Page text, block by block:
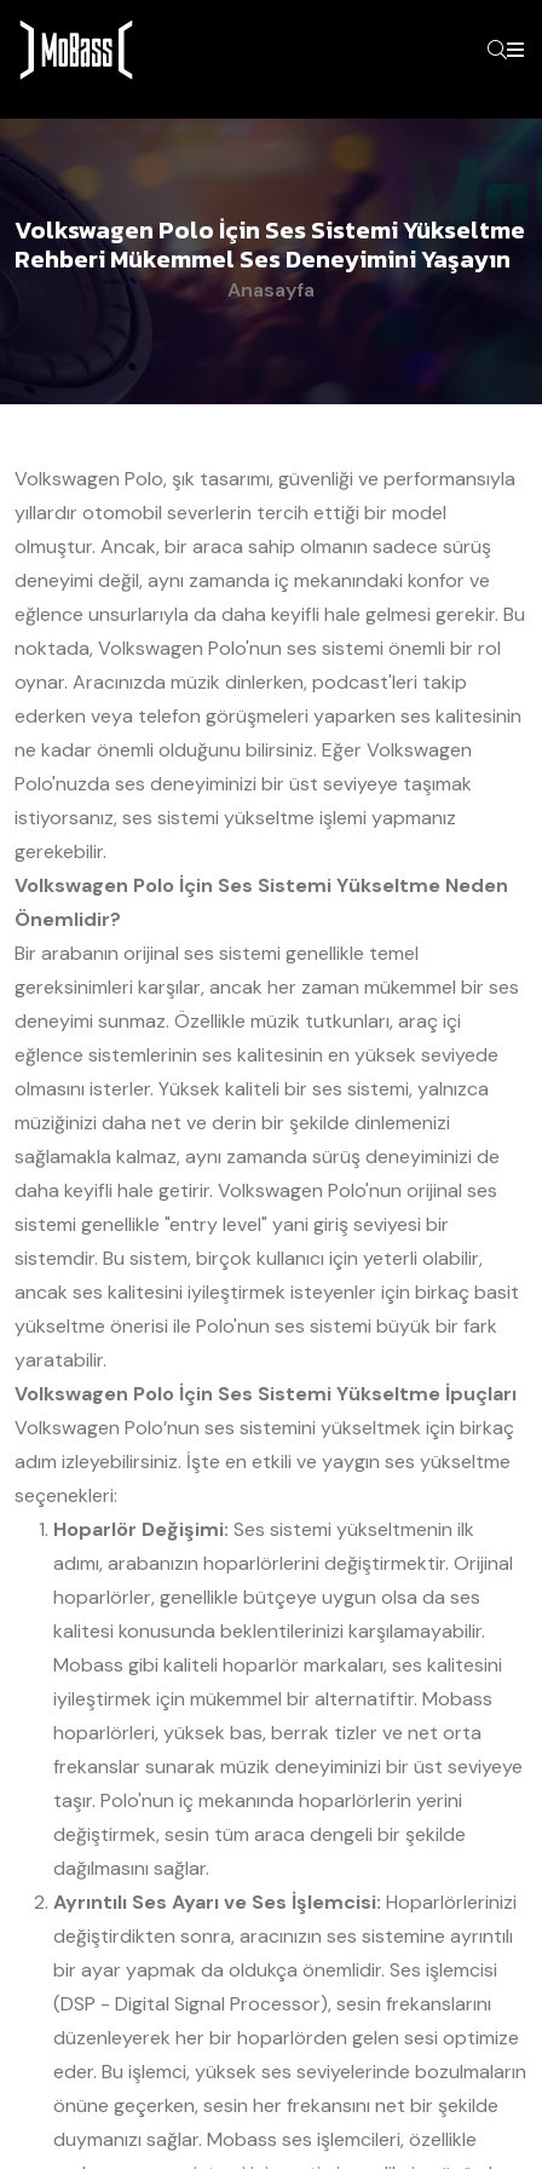
Volkswagen Polo İçin Ses Sistemi Yükseltme
Rehberi Mükemmel Ses Deneyimini Yaşayın
Anasayfa
Volkswagen Polo, şık tasarımı, güvenliği ve performansıyla
yıllardır otomobil severlerin tercih ettiği bir model
olmuştur. Ancak, bir araca sahip olmanın sadece sürüş
deneyimi değil, aynı zamanda iç mekanındaki konfor ve
eğlence unsurlarıyla da daha keyifli hale gelmesi gerekir. Bu
noktada, Volkswagen Polo'nun ses sistemi önemli bir rol
oynar. Aracınızda müzik dinlerken, podcast'leri takip
ederken veya telefon görüşmeleri yaparken ses kalitesinin
ne kadar önemli olduğunu bilirsiniz. Eğer Volkswagen
Polo'nuzda ses deneyiminizi bir üst seviyeye taşımak
istiyorsanız, ses sistemi yükseltme işlemi yapmanız
gerekebilir.
Volkswagen Polo İçin Ses Sistemi Yükseltme Neden
Önemlidir?
Bir arabanın orijinal ses sistemi genellikle temel
gereksinimleri karşılar, ancak her zaman mükemmel bir ses
deneyimi sunmaz. Özellikle müzik tutkunları, araç içi
eğlence sistemlerinin ses kalitesinin en yüksek seviyede
olmasını isterler. Yüksek kaliteli bir ses sistemi, yalnızca
müziğinizi daha net ve derin bir şekilde dinlemenizi
sağlamakla kalmaz, aynı zamanda sürüş deneyiminizi de
daha keyifli hale getirir. Volkswagen Polo'nun orijinal ses
sistemi genellikle "entry level" yani giriş seviyesi bir
sistemdir. Bu sistem, birçok kullanıcı için yeterli olabilir,
ancak ses kalitesini iyileştirmek isteyenler için birkaç basit
yükseltme önerisi ile Polo'nun ses sistemi büyük bir fark
yaratabilir.
Volkswagen Polo İçin Ses Sistemi Yükseltme İpuçları
Volkswagen Polo’nun ses sistemini yükseltmek için birkaç
adım izleyebilirsiniz. İşte en etkili ve yaygın ses yükseltme
seçenekleri:
Hoparlör Değişimi: Ses sistemi yükseltmenin ilk
adımı, arabanızın hoparlörlerini değiştirmektir. Orijinal
hoparlörler, genellikle bütçeye uygun olsa da ses
kalitesi konusunda beklentilerinizi karşılamayabilir.
Mobass gibi kaliteli hoparlör markaları, ses kalitesini
iyileştirmek için mükemmel bir alternatiftir. Mobass
hoparlörleri, yüksek bas, berrak tizler ve net orta
frekanslar sunarak müzik deneyiminizi bir üst seviyeye
taşır. Polo'nun iç mekanında hoparlörlerin yerini
değiştirmek, sesin tüm araca dengeli bir şekilde
dağılmasını sağlar.
Ayrıntılı Ses Ayarı ve Ses İşlemcisi: Hoparlörlerinizi
değiştirdikten sonra, aracınızın ses sistemine ayrıntılı
bir ayar yapmak da oldukça önemlidir. Ses işlemcisi
(DSP - Digital Signal Processor), sesin frekanslarını
düzenleyerek her bir hoparlörden gelen sesi optimize
eder. Bu işlemci, yüksek ses seviyelerinde bozulmaların
önüne geçerken, sesin her frekansını net bir şekilde
duymanızı sağlar. Mobass ses işlemcileri, özellikle